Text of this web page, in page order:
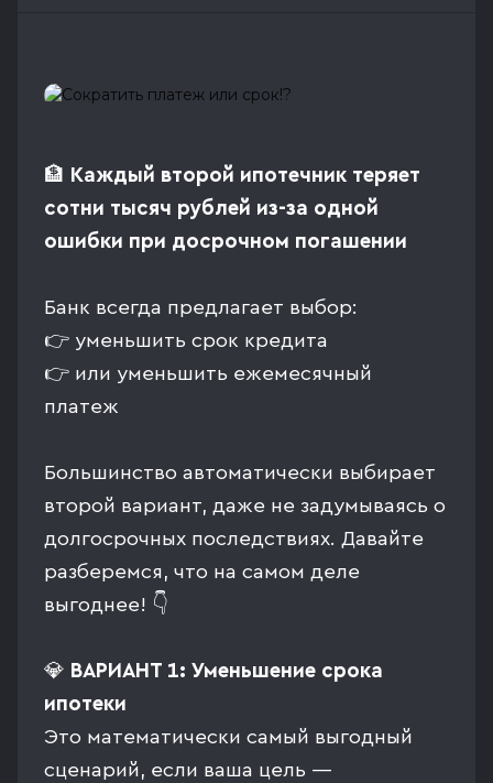
🏦
Каждый второй ипотечник теряет
сотни тысяч рублей из-за одной
ошибки при досрочном погашении
Банк всегда предлагает выбор:
👉 уменьшить срок кредита
👉 или уменьшить ежемесячный
платеж
Большинство автоматически выбирает
второй вариант, даже не задумываясь о
долгосрочных последствиях. Давайте
разберемся, что на самом деле
выгоднее! 👇
💎 ВАРИАНТ 1: Уменьшение срока
ипотеки
Это математически самый выгодный
сценарий, если ваша цель —